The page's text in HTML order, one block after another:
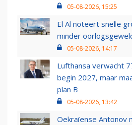
05-08-2026, 15:25
El Al noteert snelle
minder
05-08-2026, 14:17
Lufthansa verwacht
begin 2027, maar
plan B
05-08-2026, 13:42
Oekraïense Antonov